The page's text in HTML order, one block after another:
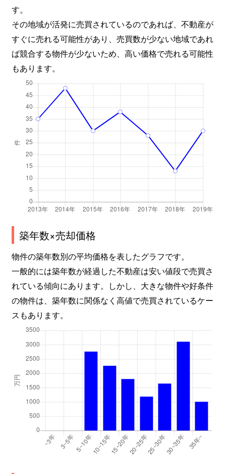
す。
その地域が活発に売買されているのであれば、不動産が
すぐに売れる可能性があり、売買数が少ない地域であれ
ば競合する物件が少ないため、高い価格で売れる可能性
もあります。
築年数×売却価格
物件の築年数別の平均価格を表したグラフです。
一般的には築年数が経過した不動産は安い値段で売買さ
れている傾向にあります。しかし、大きな物件や好条件
の物件は、築年数に関係なく高値で売買されているケー
スもあります。